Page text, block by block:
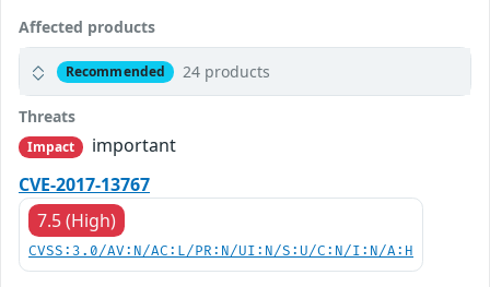
Affected products
Recommended 24 products
Threats
Impact
important
CVE-2017-13767
7.5 (High)
CVSS:3.0/AV:N/AC:L/PR:N/UI:N/S:U/C:N/I:N/A:H